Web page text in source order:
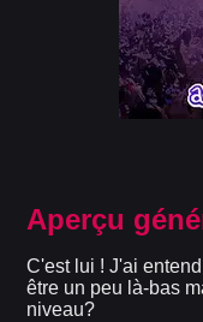
Aperçu
C'est lui ! J'ai
être un peu là-bas
niveau?